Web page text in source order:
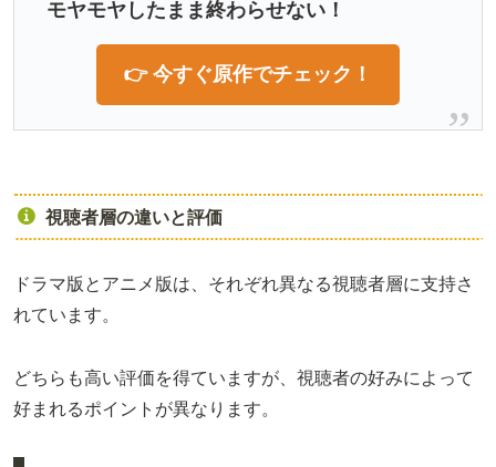
モヤモヤしたまま終わらせない！
👉 今すぐ原作でチェック！
視聴者層の違いと評価
ドラマ版とアニメ版は、それぞれ異なる視聴者層に支持さ
れています。
どちらも高い評価を得ていますが、視聴者の好みによって
好まれるポイントが異なります。